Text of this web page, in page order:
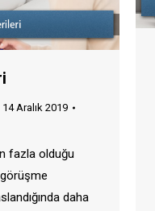
14 Aralık 2019
fazla olduğu
daha